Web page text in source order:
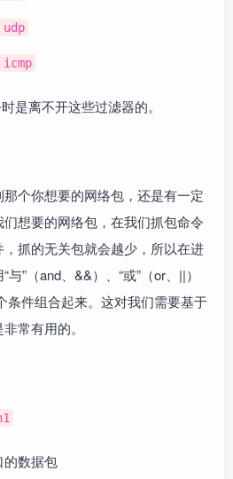
是离不开这些过滤器的。
个你想要的网络包，还是有一定
想要的网络包，在我们抓包命令
抓的无关包就会越少，所以在进
”（and、&&）、“或”（or、||）
条件组合起来。这对我们需要基于
常有用的。
的数据包